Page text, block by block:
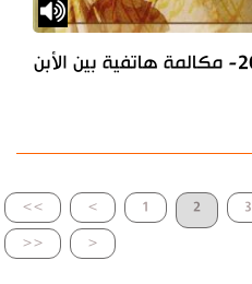
تعليم الفارسية- الدرس 20- مكالمة هاتفية بين الأبن
>> > 1 2 3
<
<<